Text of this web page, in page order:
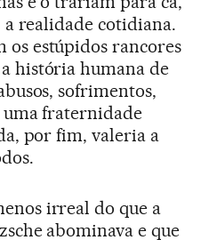
realidade cotidiana.
os estúpidos rancores
história humana de
sofrimentos,
uma fraternidade
por fim, valeria a
irreal do que a
abominava e que